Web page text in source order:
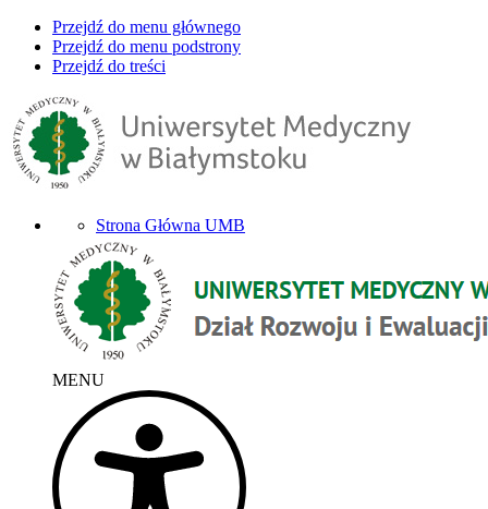
Przejdź do menu głównego
Przejdź do menu podstrony
Przejdź do treści
Strona Główna UMB
MENU